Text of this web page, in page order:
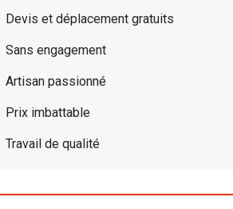
Devis et déplacement gratuits
Sans engagement
Artisan passionné
Prix imbattable
Travail de qualité